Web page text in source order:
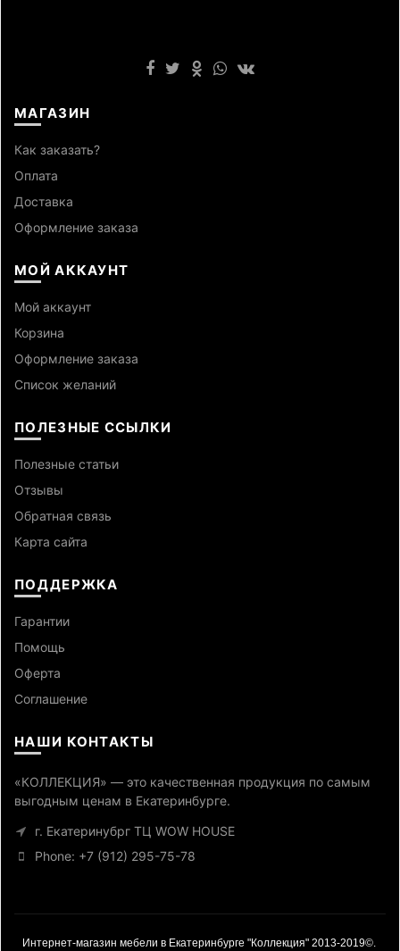
МАГАЗИН
Как заказать?
Оплата
Доставка
Оформление заказа
МОЙ АККАУНТ
Мой аккаунт
Корзина
Оформление заказа
Список желаний
ПОЛЕЗНЫЕ ССЫЛКИ
Полезные статьи
Отзывы
Обратная связь
Карта сайта
ПОДДЕРЖКА
Гарантии
Помощь
Оферта
Cоглашение
НАШИ КОНТАКТЫ
«КОЛЛЕКЦИЯ» — это качественная продукция по самым
выгодным ценам в Екатеринбурге.
г. Екатеринубрг ТЦ WOW HOUSE
Phone: +7 (912) 295-75-78
Интернет-магазин мебели в Екатеринбурге "Коллекция" 2013-2019©.